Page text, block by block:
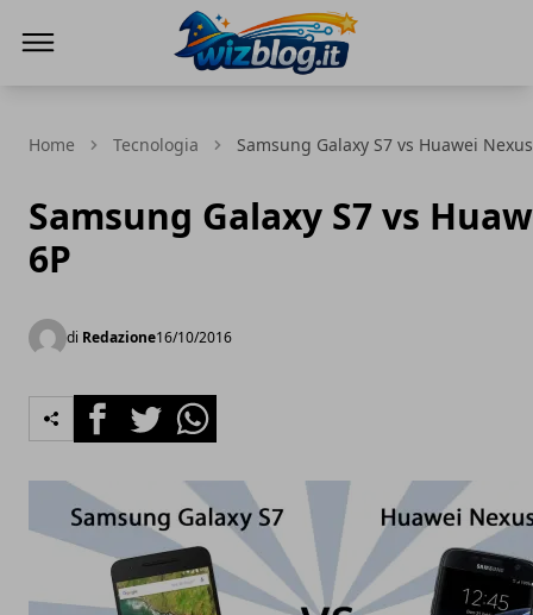
Home Tecnologia Samsung Galaxy S7 vs Huawei
Samsung Galaxy S7 vs
6P
di Redazione16/10/2016
FacebookTwitterWhatsapp